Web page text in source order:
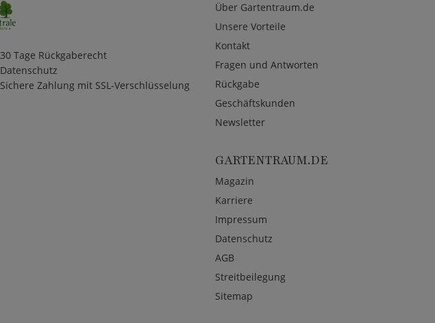
30 Tage Rückgaberecht
Datenschutz
Sichere Zahlung mit SSL-Verschlüsselung
Über Gartentraum.de
Unsere Vorteile
Kontakt
Fragen und Antworten
Rückgabe
Geschäftskunden
Newsletter
GARTENTRAUM.DE
Magazin
Karriere
Impressum
Datenschutz
AGB
Streitbeilegung
Sitemap